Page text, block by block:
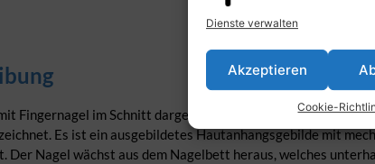
Dienste verwalten
Akzeptieren
Cookie-
Fingernagel im Schnitt dargestellt. Als Nagel (Unguis)
Es ist ein ausgebildetes Hautanhangsgebilde mit
Der Nagel wächst aus dem Nagelbett heraus, welches